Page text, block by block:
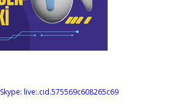
Skype: live:.cid.575569c608265c69